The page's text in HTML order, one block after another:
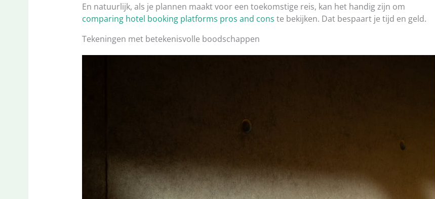
En natuurlijk, als je plannen maakt voor een toekomstige reis, kan het handig zijn om
comparing hotel booking platforms pros and cons te bekijken. Dat bespaart je tijd en geld.
Tekeningen met betekenisvolle boodschappen